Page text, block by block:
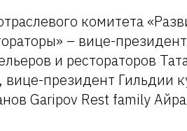
комитета
– вице-
и рестораторов
президент Гильдии
Garipov Rest family